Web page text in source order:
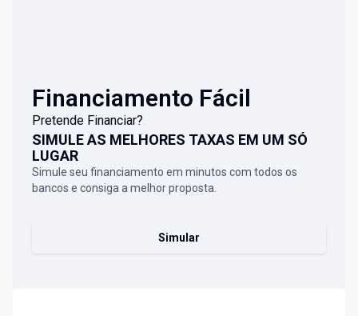
Financiamento Fácil
Pretende Financiar?
SIMULE AS MELHORES TAXAS EM UM SÓ
LUGAR
Simule seu financiamento em minutos com todos os
bancos e consiga a melhor proposta.
Simular